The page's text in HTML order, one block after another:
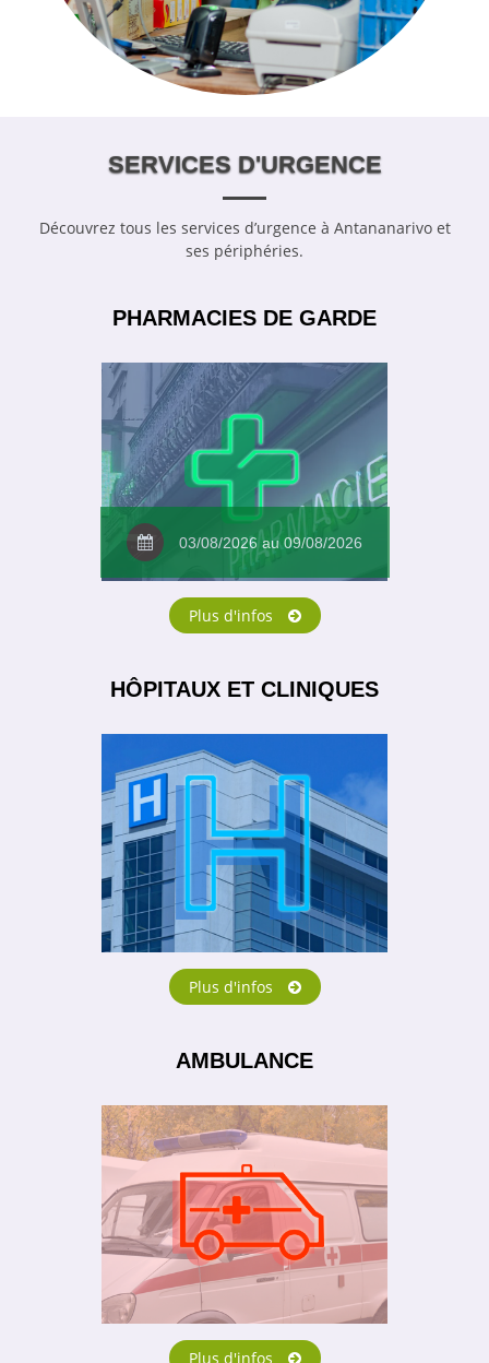
SERVICES D'URGENCE
Découvrez tous les services d’urgence à Antananarivo et
ses périphéries.
PHARMACIES DE GARDE
03/08/2026 au 09/08/2026
Plus d'infos
HÔPITAUX ET CLINIQUES
Plus d'infos
AMBULANCE
Plus d'infos